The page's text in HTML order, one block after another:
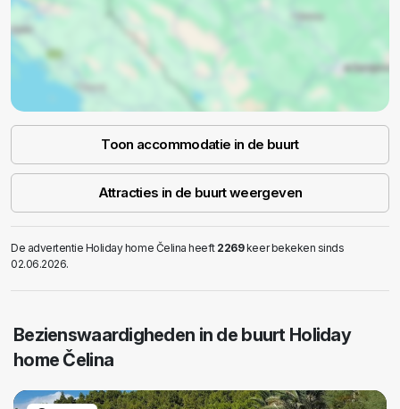
Toon accommodatie in de buurt
Attracties in de buurt weergeven
De advertentie Holiday home Čelina heeft 2269keer bekeken sinds
02.06.2026.
Bezienswaardigheden in de buurt Holiday
home Čelina